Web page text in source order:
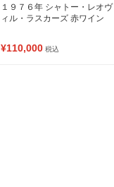
１９７６年 シャトー・レオヴ
ィル・ラスカーズ 赤ワイン
¥110,000 税込